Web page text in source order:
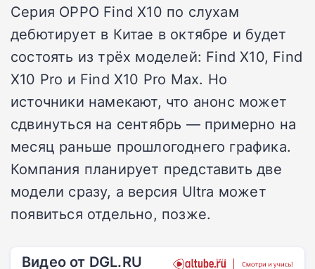
Серия OPPO Find X10 по слухам
дебютирует в Китае в октябре и будет
состоять из трёх моделей: Find X10, Find
X10 Pro и Find X10 Pro Max. Но
источники намекают, что анонс может
сдвинуться на сентябрь — примерно на
месяц раньше прошлогоднего графика.
Компания планирует представить две
модели сразу, а версия Ultra может
появиться отдельно, позже.
Видео от DGL.RU